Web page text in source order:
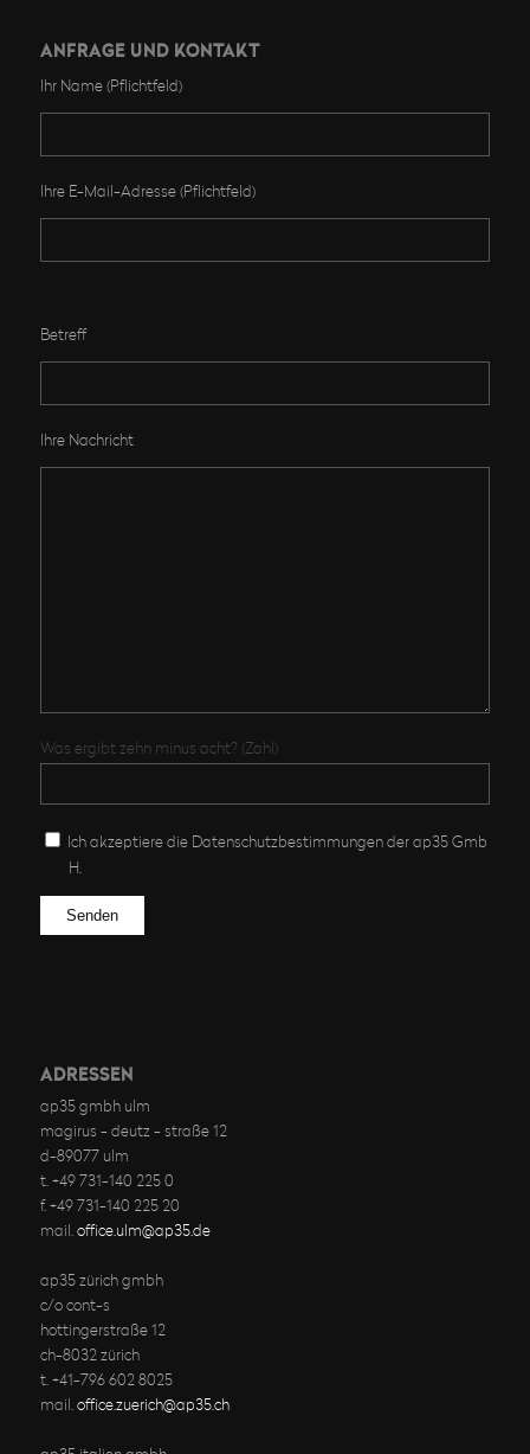
ANFRAGE UND KONTAKT
Ihr Name (Pflichtfeld)
Ihre E-Mail-Adresse (Pflichtfeld)
Betreff
Ihre Nachricht
Was ergibt zehn minus acht? (Zahl)
Ich akzeptiere die Datenschutz­bestimmungen der ap35 Gmb
H.
Bitte lasse dieses Feld leer.
ADRESSEN
ap35 gmbh ulm
magirus - deutz - straße 12
d-89077 ulm
t. +49 731-140 225 0
f. +49 731-140 225 20
mail. office.ulm@ap35.de
ap35 zürich gmbh
c/o cont-s
hottingerstraße 12
ch-8032 zürich
t. +41-796 602 8025
mail. office.zuerich@ap35.ch